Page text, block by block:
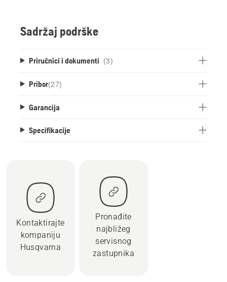
Sadržaj podrške
Priručnici i dokumenti (3)
Pribor(27)
Garancija
Specifikacije
Kontaktirajte
kompaniju
Husqvarna
Pronađite
najbližeg
servisnog
zastupnika